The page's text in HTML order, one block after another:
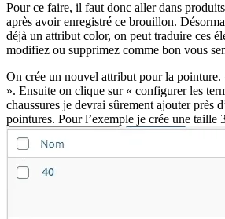
Pour ce faire, il faut donc aller dans
après avoir enregistré ce brouillon.
déjà un attribut color, on peut traduire ces
modifiez ou supprimez comme bon vous
On crée un nouvel attribut pour la
». Ensuite on clique sur « configurer les
chaussures je devrai sûrement ajouter près
pointures. Pour l’exemple je crée une taille